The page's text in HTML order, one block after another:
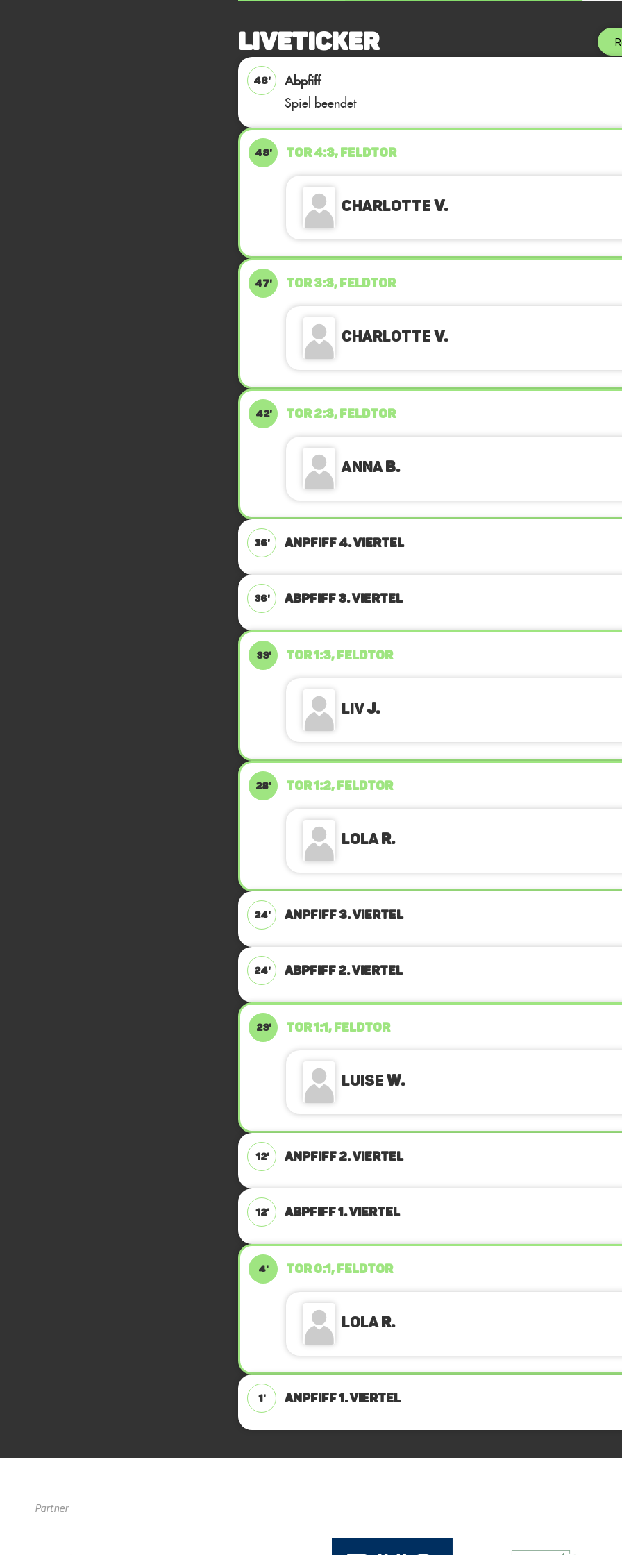
Liveticker
48'
Abpfiff
Spiel beendet
48' TOR 4:3, FELDTOR
Charlottev.
47' TOR 3:3, FELDTOR
Charlottev.
42' TOR 2:3, FELDTOR
AnnaB.
36' ANPFIFF 4. Viertel
36' ABPFIFF 3. Viertel
33' TOR 1:3, FELDTOR
LivJ.
28' TOR 1:2, FELDTOR
LolaR.
24' ANPFIFF 3. Viertel
24' ABPFIFF 2. Viertel
23' TOR 1:1, FELDTOR
LuiseW.
12' ANPFIFF 2. Viertel
12' ABPFIFF 1. Viertel
4' TOR 0:1, FELDTOR
LolaR.
1' ANPFIFF 1. Viertel
Partner